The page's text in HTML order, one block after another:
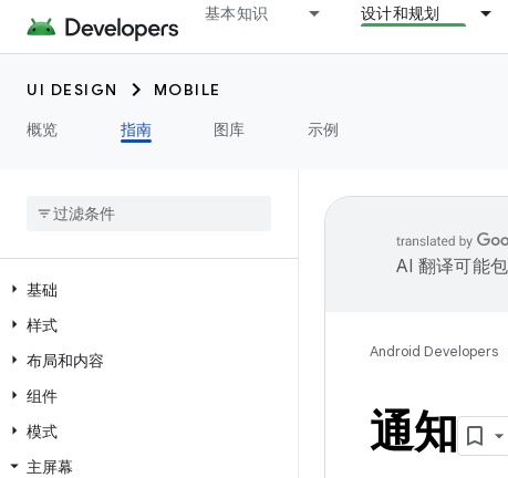
基本知识 设计和规划
UI DESIGN
MOBILE
概览
指南 图库 示例
基础
样式
布局和内容
组件
模式
主屏幕
AI 翻译可能包
Android Developers
通知